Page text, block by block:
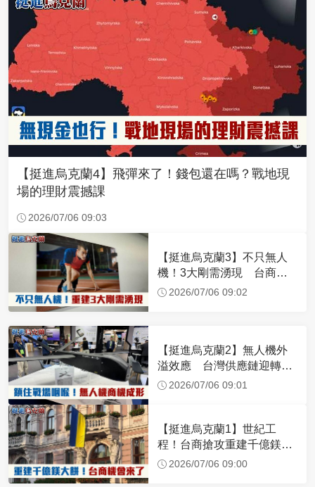
【挺進烏克蘭4】飛彈來了！錢包還在嗎？戰地現
場的理財震撼課
2026/07/06 09:03
【挺進烏克蘭3】不只無人
機！3大剛需湧現 台商深
化布局插旗東歐
2026/07/06 09:02
【挺進烏克蘭2】無人機外
溢效應 台灣供應鏈迎轉單
潮 2026/07/06 09:01
【挺進烏克蘭1】世紀工
程！台商搶攻重建千億鎂大
餅 2026/07/06 09:00